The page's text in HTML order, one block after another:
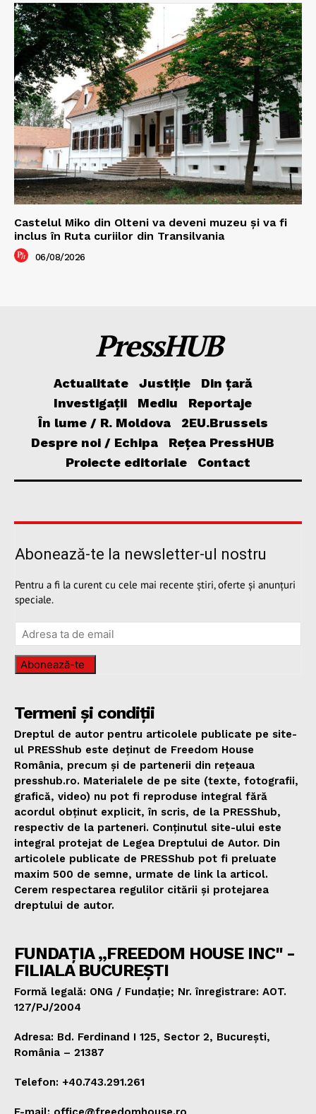
Castelul Miko din Olteni va deveni muzeu şi va fi
inclus în Ruta curiilor din Transilvania
06/08/2026
PressHUB
Actualitate Justiție
Din țară
Investigații
Mediu
Reportaje
În lume / R. Moldova
2EU.Brussels
Despre noi / Echipa
Rețea PressHUB
Proiecte editoriale
Contact
Abonează-te la newsletter-ul nostru
Pentru a fi la curent cu cele mai recente știri, oferte și anunțuri
speciale.
Abonează-te
Termeni și condiții
Dreptul de autor pentru articolele publicate pe site-
ul PRESShub este deținut de Freedom House
România, precum și de partenerii din rețeaua
presshub.ro. Materialele de pe site (texte, fotografii,
grafică, video) nu pot fi reproduse integral fără
acordul obținut explicit, în scris, de la PRESShub,
respectiv de la parteneri. Conținutul site-ului este
integral protejat de Legea Dreptului de Autor. Din
articolele publicate de PRESShub pot fi preluate
maxim 500 de semne, urmate de link la articol.
Cerem respectarea regulilor citării și protejarea
dreptului de autor.
FUNDAȚIA „FREEDOM HOUSE INC" -
FILIALA BUCUREȘTI
Formă legală: ONG / Fundație; Nr. înregistrare: AOT.
127/PJ/2004
Adresa: Bd. Ferdinand I 125, Sector 2, București,
România – 21387
Telefon: +40.743.291.261